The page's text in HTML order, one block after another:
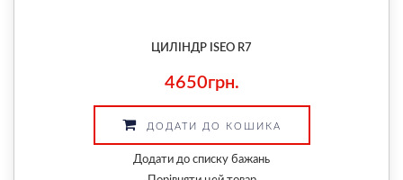
ЦИЛІНДР ISEO R7
4650грн.
ДОДАТИ ДО КОШИКА
Додати до списку бажань